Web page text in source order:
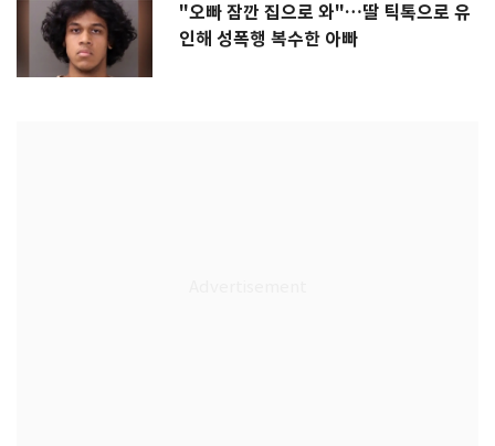
"오빠 잠깐 집으로 와"…딸 틱톡으로 유
인해 성폭행 복수한 아빠